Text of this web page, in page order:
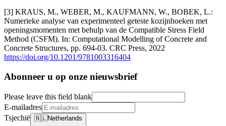
[3] KRAUS, M., WEBER, M., KAUFMANN, W., BOBEK, L.:
Numerieke analyse van experimenteel geteste kozijnhoeken met
openingsmomenten met behulp van de Compatible Stress Field
Method (CSFM). In: Computational Modelling of Concrete and
Concrete Structures, pp. 694-03. CRC Press, 2022
https://doi.org/10.1201/9781003316404
Abonneer u op onze nieuwsbrief
Please leave this field blank
E-mailadres
Tsjechië 🇳🇱Netherlands